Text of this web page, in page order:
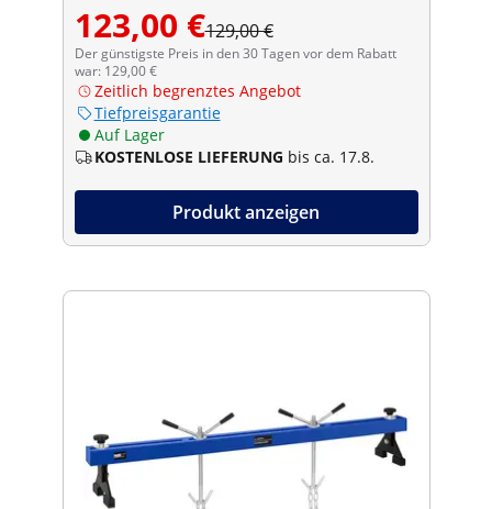
123,00 €129,00 €
Der günstigste Preis in den 30 Tagen vor dem Rabatt
war: 129,00 €
Zeitlich begrenztes Angebot
Tiefpreisgarantie
Auf Lager
KOSTENLOSE LIEFERUNG bis ca. 17.8.
Produkt anzeigen